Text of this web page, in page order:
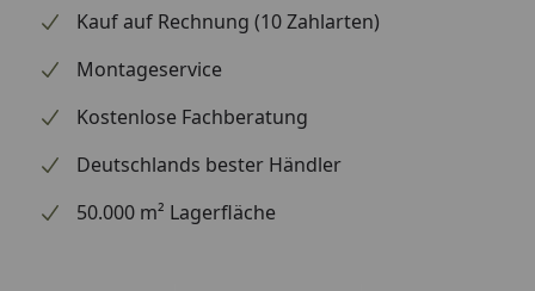
42% Baumwolle
1% antistatische Faser
Kauf auf Rechnung (10 Zahlarten)
Montageservice
Kostenlose Fachberatung
Deutschlands bester Händler
50.000 m² Lagerfläche